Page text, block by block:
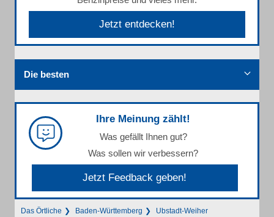
Jetzt entdecken!
Die besten
Ihre Meinung zählt!
Was gefällt Ihnen gut?
Was sollen wir verbessern?
Jetzt Feedback geben!
Das Örtliche Baden-Württemberg Ubstadt-Weiher